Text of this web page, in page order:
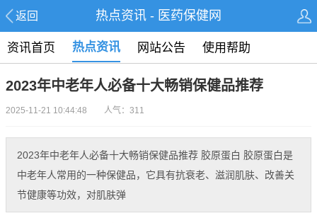
返回 热点资讯 - 医药保健网
资讯首页 热点资讯 网站公告 使用帮助
2023年中老年人必备十大畅销保健品推荐
2025-11-21 10:44:48 人气：311
2023年中老年人必备十大畅销保健品推荐 胶原蛋白 胶原蛋白是
中老年人常用的一种保健品，它具有抗衰老、滋润肌肤、改善关
节健康等功效，对肌肤弹